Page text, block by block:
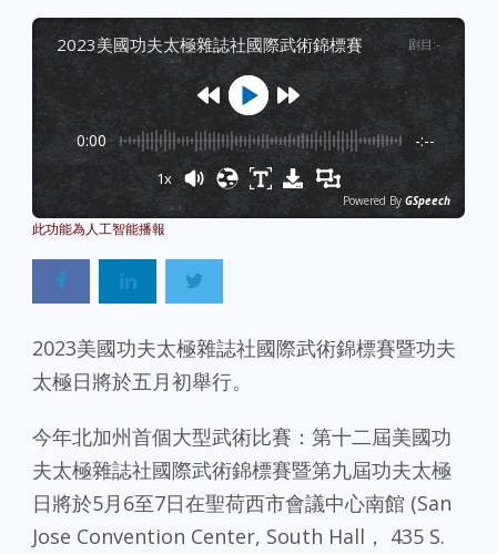
2023美國功夫太極雜誌社國際武術錦標賽 剧目 :-
0:00 -:--
1x
Powered By GSpeech
2023美國功夫太極雜誌社國際武術錦標賽暨功夫
太極日將於五月初舉行。
今年北加州首個大型武術比賽：第十二屆美國功
夫太極雜誌社國際武術錦標賽暨第九屆功夫太極
日將於5月6至7日在聖荷西市會議中心南館 (San
Jose Convention Center, South Hall， 435 S.